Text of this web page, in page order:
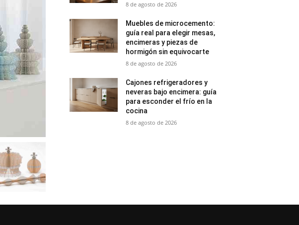
8 de agosto de 2026
Muebles de microcemento:
guía real para elegir mesas,
encimeras y piezas de
hormigón sin equivocarte
8 de agosto de 2026
Cajones refrigeradores y
neveras bajo encimera: guía
para esconder el frío en la
cocina
8 de agosto de 2026